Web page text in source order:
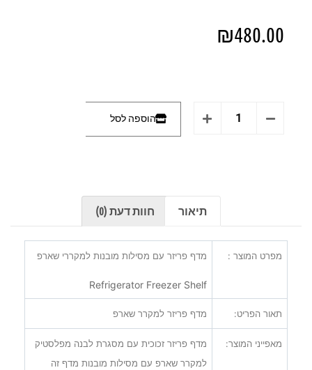
₪480.00
הוספה לסל
תיאור חוות דעת (0)
מפרט המוצר : מדף פריזר עם מסילות מובנות למקררי שארפ
Refrigerator Freezer Shelf
תאור הפריט: מדף פריזר למקרר שארפ
מאפייני המוצר:
מדף פריזר זכוכית עם מסגרת לבנה מפלסטיק
למקרר שארפ עם מסילות מובנות מדף זה